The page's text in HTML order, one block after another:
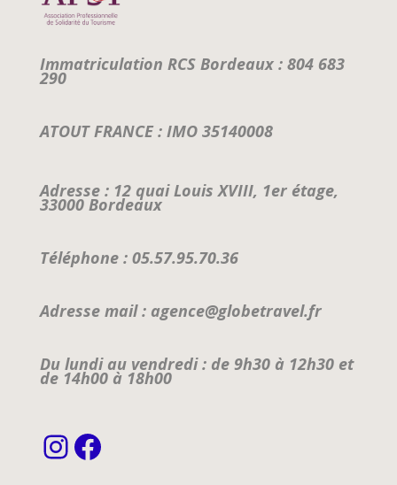
Immatriculation RCS Bordeaux : 804 683
290
ATOUT FRANCE : IMO 35140008
Adresse : 12 quai Louis XVIII, 1er étage,
33000 Bordeaux
Téléphone : 05.57.95.70.36
Adresse mail : agence@globetravel.fr
Du lundi au vendredi : de 9h30 à 12h30 et
de 14h00 à 18h00
Instagram
Facebook